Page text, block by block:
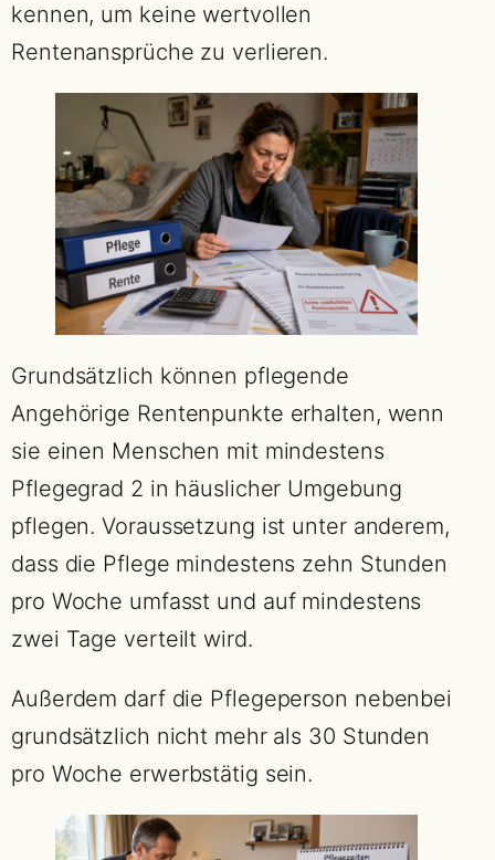
kennen, um keine wertvollen
Rentenansprüche zu verlieren.
Grundsätzlich können pflegende
Angehörige Rentenpunkte erhalten, wenn
sie einen Menschen mit mindestens
Pflegegrad 2 in häuslicher Umgebung
pflegen. Voraussetzung ist unter anderem,
dass die Pflege mindestens zehn Stunden
pro Woche umfasst und auf mindestens
zwei Tage verteilt wird.
Außerdem darf die Pflegeperson nebenbei
grundsätzlich nicht mehr als 30 Stunden
pro Woche erwerbstätig sein.